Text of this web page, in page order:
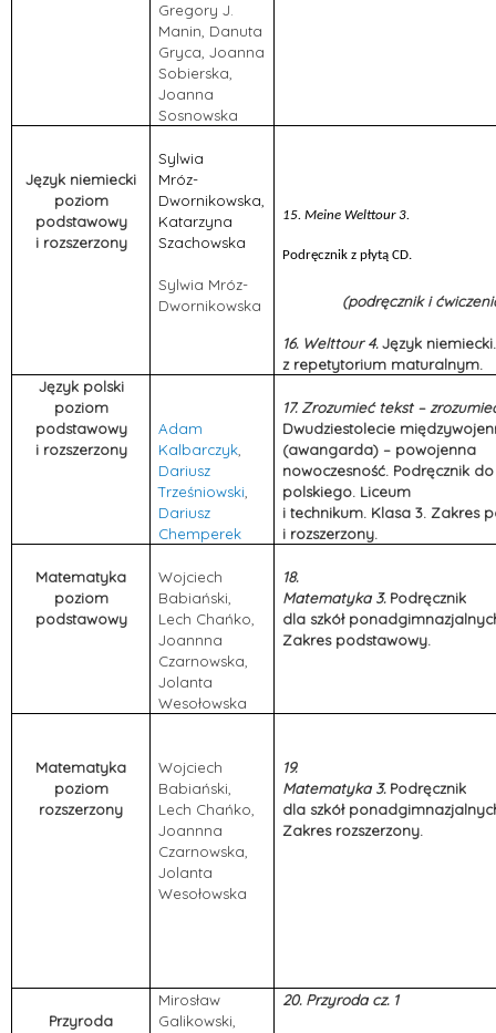
Gregory J.
Manin, Danuta
Gryca, Joanna
Sobierska,
Joanna
Sosnowska
Język niemiecki
poziom
podstawowy
i rozszerzony
Sylwia
Mróz-
Dwornikowska,
Katarzyna
Szachowska
Sylwia Mróz-
Dwornikowska
15. Meine Welttour 3.
Podręcznik z płytą CD.
(podręcznik i
16. Welttour 4.Język
z repetytorium maturalnym.
Język polski
poziom
podstawowy
i rozszerzony
Adam
Kalbarczyk
Dariusz
Trześniowski
Dariusz
Chemperek
17. Zrozumieć tekst –
Dwudziestolecie
(awangarda) – powojenna
nowoczesność. Podręcznik
polskiego. Liceum
i technikum. Klasa 3. Zakres
i rozszerzony.
Matematyka
poziom
podstawowy
Wojciech
Babiański,
Lech Chańko,
Joannna
Czarnowska,
Jolanta
Wesołowska
18.
Matematyka 3.Podręcznik
dla szkół
Zakres podstawowy.
Matematyka
poziom
rozszerzony
Wojciech
Babiański,
Lech Chańko,
Joannna
Czarnowska,
Jolanta
Wesołowska
19.
Matematyka 3.Podręcznik
dla szkół
Zakres rozszerzony.
Przyroda
Mirosław
Galikowski,
20. Przyroda cz. 1